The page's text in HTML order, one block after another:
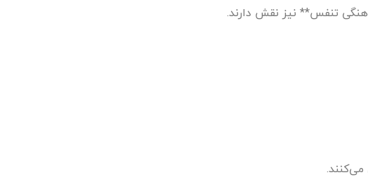
تنفس** نیز نقش دارند.
می‌کنند.